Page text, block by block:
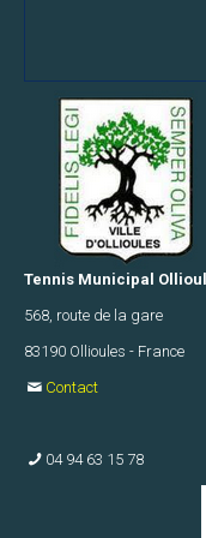
TMO1
F
U14
TMO2
F
U16
TMO1
F
U16
F
Tennis Municipal
568, route de la gare
83190 Ollioules - France
Contact
04 94 63 15 78